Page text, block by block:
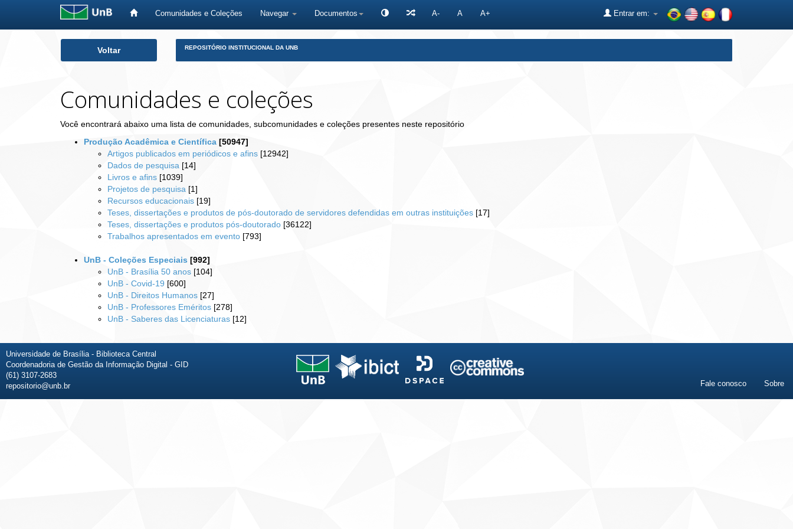
Comunidades e Coleções Navegar Documentos A- A A+ Entrar em:
Voltar REPOSITÓRIO INSTITUCIONAL DA UNB
Comunidades e coleções
Você encontrará abaixo uma lista de comunidades, subcomunidades e coleções presentes neste repositório
Produção Acadêmica e Científica [50947]
Artigos publicados em periódicos e afins [12942]
Dados de pesquisa [14]
Livros e afins [1039]
Projetos de pesquisa [1]
Recursos educacionais [19]
Teses, dissertações e produtos de pós-doutorado de servidores defendidas em outras instituições [17]
Teses, dissertações e produtos pós-doutorado [36122]
Trabalhos apresentados em evento [793]
UnB - Coleções Especiais [992]
UnB - Brasília 50 anos [104]
UnB - Covid-19 [600]
UnB - Direitos Humanos [27]
UnB - Professores Eméritos [278]
UnB - Saberes das Licenciaturas [12]
Universidade de Brasília - Biblioteca Central
Coordenadoria de Gestão da Informação Digital - GID
(61) 3107-2683
repositorio@unb.br
Fale conosco Sobre